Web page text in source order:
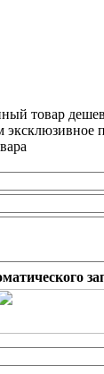
товар